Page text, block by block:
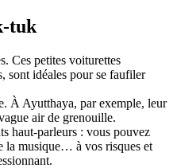
tuk
Ces petites voiturettes
sont idéales pour se faufiler
À Ayutthaya, par exemple, leur
air de grenouille.
haut-parleurs : vous pouvez
la musique… à vos risques et